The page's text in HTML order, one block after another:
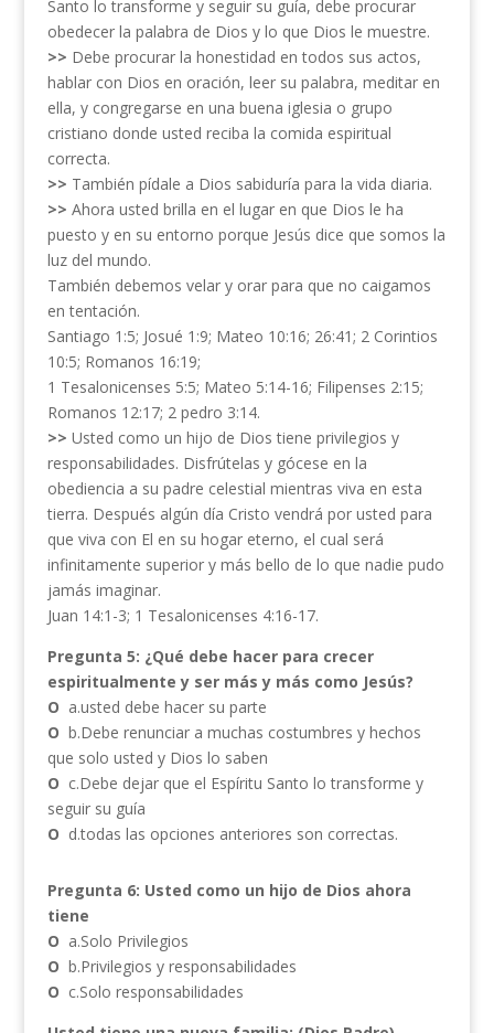
Santo lo transforme y seguir su guía, debe procurar
obedecer la palabra de Dios y lo que Dios le muestre.
>> Debe procurar la honestidad en todos sus actos,
hablar con Dios en oración, leer su palabra, meditar en
ella, y congregarse en una buena iglesia o grupo
cristiano donde usted reciba la comida espiritual
correcta.
>> También pídale a Dios sabiduría para la vida diaria.
>> Ahora usted brilla en el lugar en que Dios le ha
puesto y en su entorno porque Jesús dice que somos la
luz del mundo.
También debemos velar y orar para que no caigamos
en tentación.
Santiago 1:5; Josué 1:9; Mateo 10:16; 26:41; 2 Corintios
10:5; Romanos 16:19;
1 Tesalonicenses 5:5; Mateo 5:14-16; Filipenses 2:15;
Romanos 12:17; 2 pedro 3:14.
>> Usted como un hijo de Dios tiene privilegios y
responsabilidades. Disfrútelas y gócese en la
obediencia a su padre celestial mientras viva en esta
tierra. Después algún día Cristo vendrá por usted para
que viva con El en su hogar eterno, el cual será
infinitamente superior y más bello de lo que nadie pudo
jamás imaginar.
Juan 14:1-3; 1 Tesalonicenses 4:16-17.
Pregunta 5: ¿Qué debe hacer para crecer
espiritualmente y ser más y más como Jesús?
O a.usted debe hacer su parte
O b.Debe renunciar a muchas costumbres y hechos
que solo usted y Dios lo saben
O c.Debe dejar que el Espíritu Santo lo transforme y
seguir su guía
O d.todas las opciones anteriores son correctas.
Pregunta 6: Usted como un hijo de Dios ahora
tiene
O a.Solo Privilegios
O b.Privilegios y responsabilidades
O c.Solo responsabilidades